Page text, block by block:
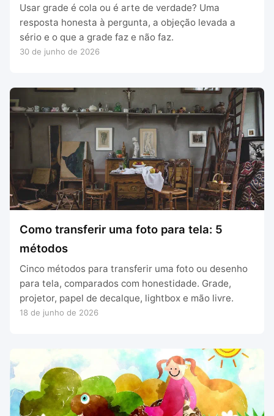
Usar grade é cola ou é arte de verdade? Uma
resposta honesta à pergunta, a objeção levada a
sério e o que a grade faz e não faz.
30 de junho de 2026
Como transferir uma foto para tela: 5
métodos
Cinco métodos para transferir uma foto ou desenho
para tela, comparados com honestidade. Grade,
projetor, papel de decalque, lightbox e mão livre.
18 de junho de 2026